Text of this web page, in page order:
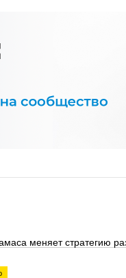
меняет стратегию